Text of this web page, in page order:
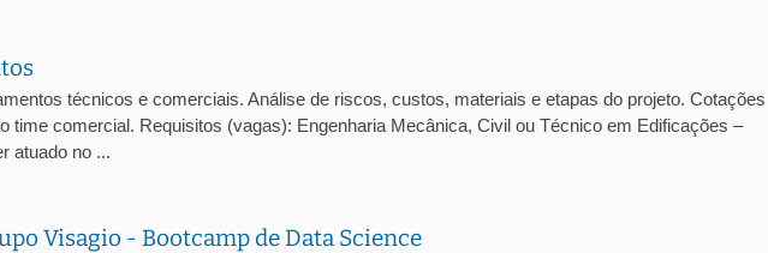
técnicos e comerciais. Análise de riscos, custos, materiais e etapas do projeto. Cotações
time comercial. Requisitos (vagas): Engenharia Mecânica, Civil ou Técnico em Edificações –
atuado no ...
Visagio - Bootcamp de Data Science